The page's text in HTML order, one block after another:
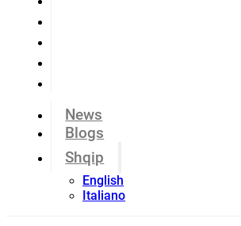
News
Blogs
Shqip
English
Italiano